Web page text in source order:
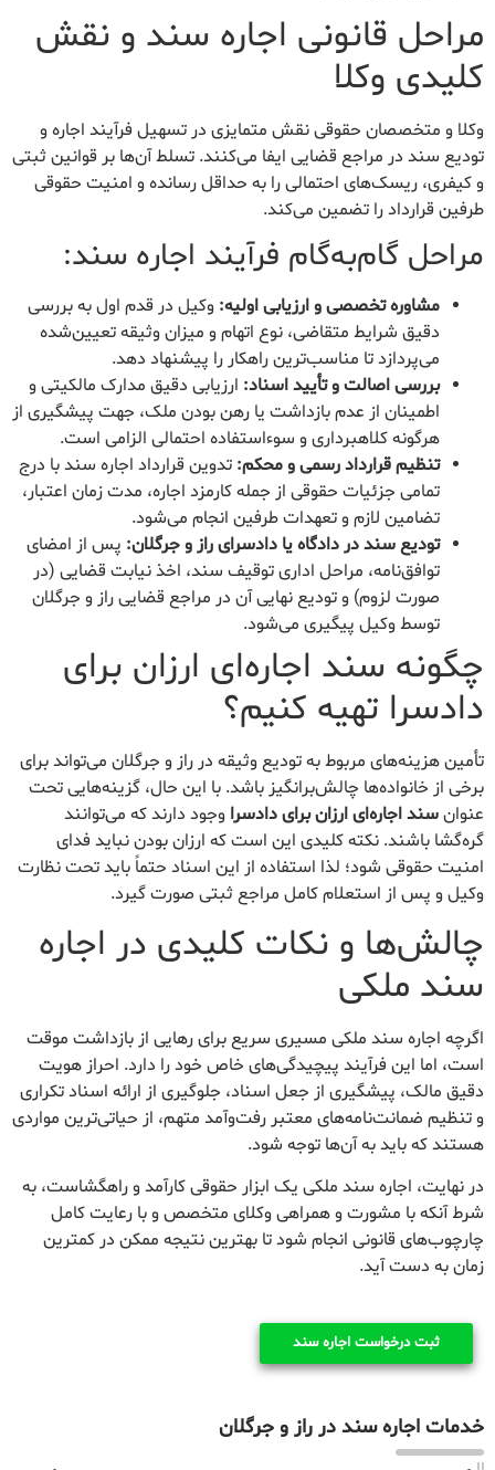
مراحل قانونی اجاره سند و نقش
کلیدی وکلا
وکلا و متخصصان حقوقی نقش متمایزی در تسهیل فرآیند اجاره و
تودیع سند در مراجع قضایی ایفا می‌کنند. تسلط آن‌ها بر قوانین ثبتی
و کیفری، ریسک‌های احتمالی را به حداقل رسانده و امنیت حقوقی
طرفین قرارداد را تضمین می‌کند.
مراحل گام‌به‌گام فرآیند اجاره سند:
مشاوره تخصصی و ارزیابی اولیه: وکیل در قدم اول به بررسی
دقیق شرایط متقاضی، نوع اتهام و میزان وثیقه تعیین‌شده
می‌پردازد تا مناسب‌ترین راهکار را پیشنهاد دهد.
بررسی اصالت و تأیید اسناد: ارزیابی دقیق مدارک مالکیتی و
اطمینان از عدم بازداشت یا رهن بودن ملک، جهت پیشگیری از
هرگونه کلاهبرداری و سوءاستفاده احتمالی الزامی است.
تنظیم قرارداد رسمی و محکم: تدوین قرارداد اجاره سند با درج
تمامی جزئیات حقوقی از جمله کارمزد اجاره، مدت زمان اعتبار،
تضامین لازم و تعهدات طرفین انجام می‌شود.
تودیع سند در دادگاه یا دادسرای راز و جرگلان: پس از امضای
توافق‌نامه، مراحل اداری توقیف سند، اخذ نیابت قضایی (در
صورت لزوم) و تودیع نهایی آن در مراجع قضایی راز و جرگلان
توسط وکیل پیگیری می‌شود.
چگونه سند اجاره‌ای ارزان برای
دادسرا تهیه کنیم؟
تأمین هزینه‌های مربوط به تودیع وثیقه در راز و جرگلان می‌تواند برای
برخی از خانواده‌ها چالش‌برانگیز باشد. با این حال، گزینه‌هایی تحت
عنوانسند اجاره‌ای ارزان برای دادسرا وجود دارند که می‌توانند
گره‌گشا باشند. نکته کلیدی این است که ارزان بودن نباید فدای
امنیت حقوقی شود؛ لذا استفاده از این اسناد حتماً باید تحت نظارت
وکیل و پس از استعلام کامل مراجع ثبتی صورت گیرد.
چالش‌ها و نکات کلیدی در اجاره
سند ملکی
اگرچه اجاره سند ملکی مسیری سریع برای رهایی از بازداشت موقت
است، اما این فرآیند پیچیدگی‌های خاص خود را دارد. احراز هویت
دقیق مالک، پیشگیری از جعل اسناد، جلوگیری از ارائه اسناد تکراری
و تنظیم ضمانت‌نامه‌های معتبر رفت‌وآمد متهم، از حیاتی‌ترین مواردی
هستند که باید به آن‌ها توجه شود.
در نهایت، اجاره سند ملکی یک ابزار حقوقی کارآمد و راهگشاست، به
شرط آنکه با مشورت و همراهی وکلای متخصص و با رعایت کامل
چارچوب‌های قانونی انجام شود تا بهترین نتیجه ممکن در کمترین
زمان به دست آید.
ثبت درخواست اجاره سند
خدمات اجاره سند در راز و جرگلان